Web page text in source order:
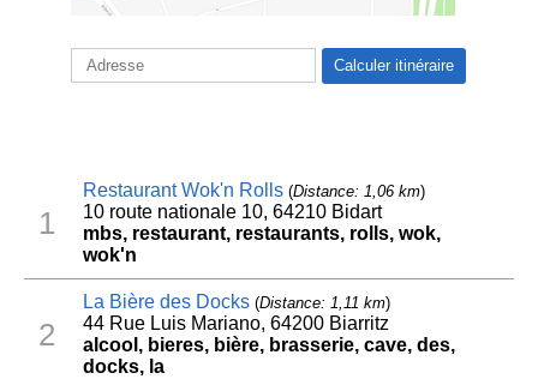
1
Restaurant Wok'n Rolls(Distance: 1,06 km)
10 route nationale 10, 64210 Bidart
mbs, restaurant, restaurants, rolls, wok,
wok'n
2
La Bière des Docks(Distance: 1,11 km)
44 Rue Luis Mariano, 64200 Biarritz
alcool, bieres, bière, brasserie, cave, des,
docks, la